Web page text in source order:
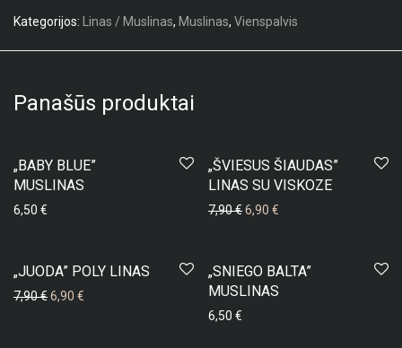
Kategorijos: Linas / Muslinas, Muslinas, Vienspalvis
Panašūs produktai
„BABY BLUE”
MUSLINAS
6,50 €
„ŠVIESUS ŠIAUDAS”
LINAS SU VISKOZE
7,90€Original price was: 7,90 €.
6,90 €
„JUODA” POLY LINAS
7,90€Original price was: 7,90 €.
6,90 € Current price is: 6,90 €.
„SNIEGO BALTA”
MUSLINAS
6,50 €